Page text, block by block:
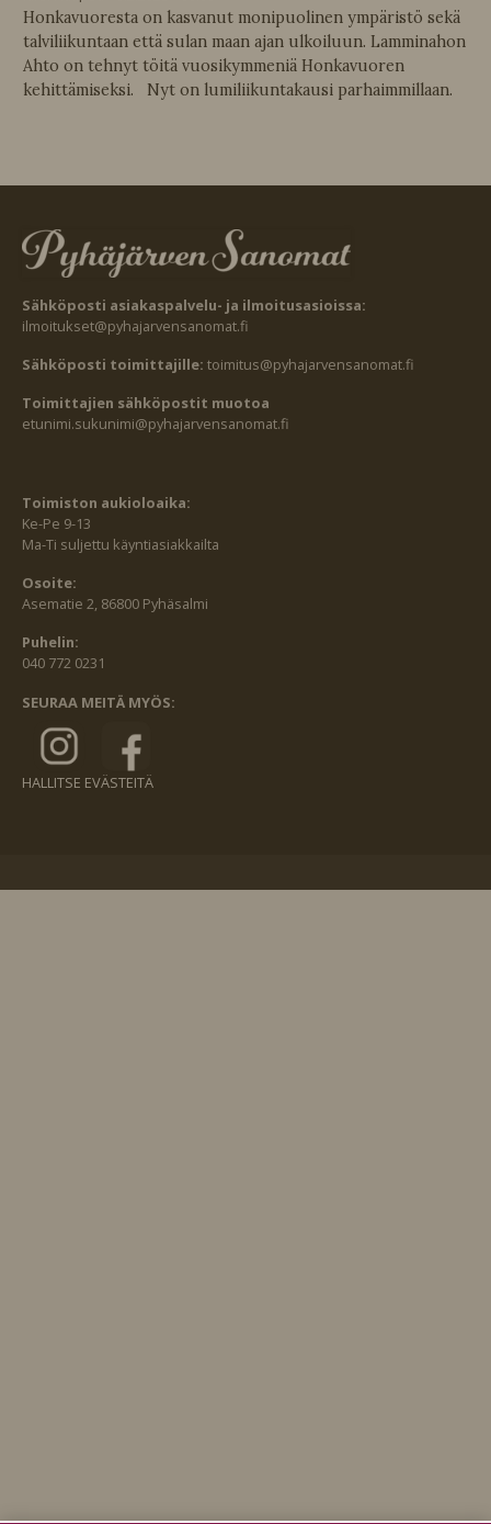
Honkavuoresta on kasvanut monipuolinen ympäristö sekä
talviliikuntaan että sulan maan ajan ulkoiluun. Lamminahon
Ahto on tehnyt töitä vuosikymmeniä Honkavuoren
kehittämiseksi. Nyt on lumiliikuntakausi parhaimmillaan.
Sähköposti asiakaspalvelu- ja ilmoitusasioissa:
ilmoitukset@pyhajarvensanomat.fi
Sähköposti toimittajille: toimitus@pyhajarvensanomat.fi
Toimittajien sähköpostit muotoa
etunimi.sukunimi@pyhajarvensanomat.fi
Toimiston aukioloaika:
Ke-Pe 9-13
Ma-Ti suljettu käyntiasiakkailta
Osoite:
Asematie 2, 86800 Pyhäsalmi
Puhelin:
040 772 0231
SEURAA MEITÄ MYÖS:
HALLITSE EVÄSTEITÄ